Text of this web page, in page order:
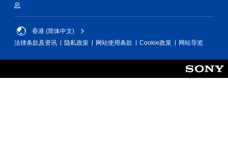
息
香港 (简体中文)
法律条款及资讯
隐私政策 网站使用条款 Cookie政策 网站导览